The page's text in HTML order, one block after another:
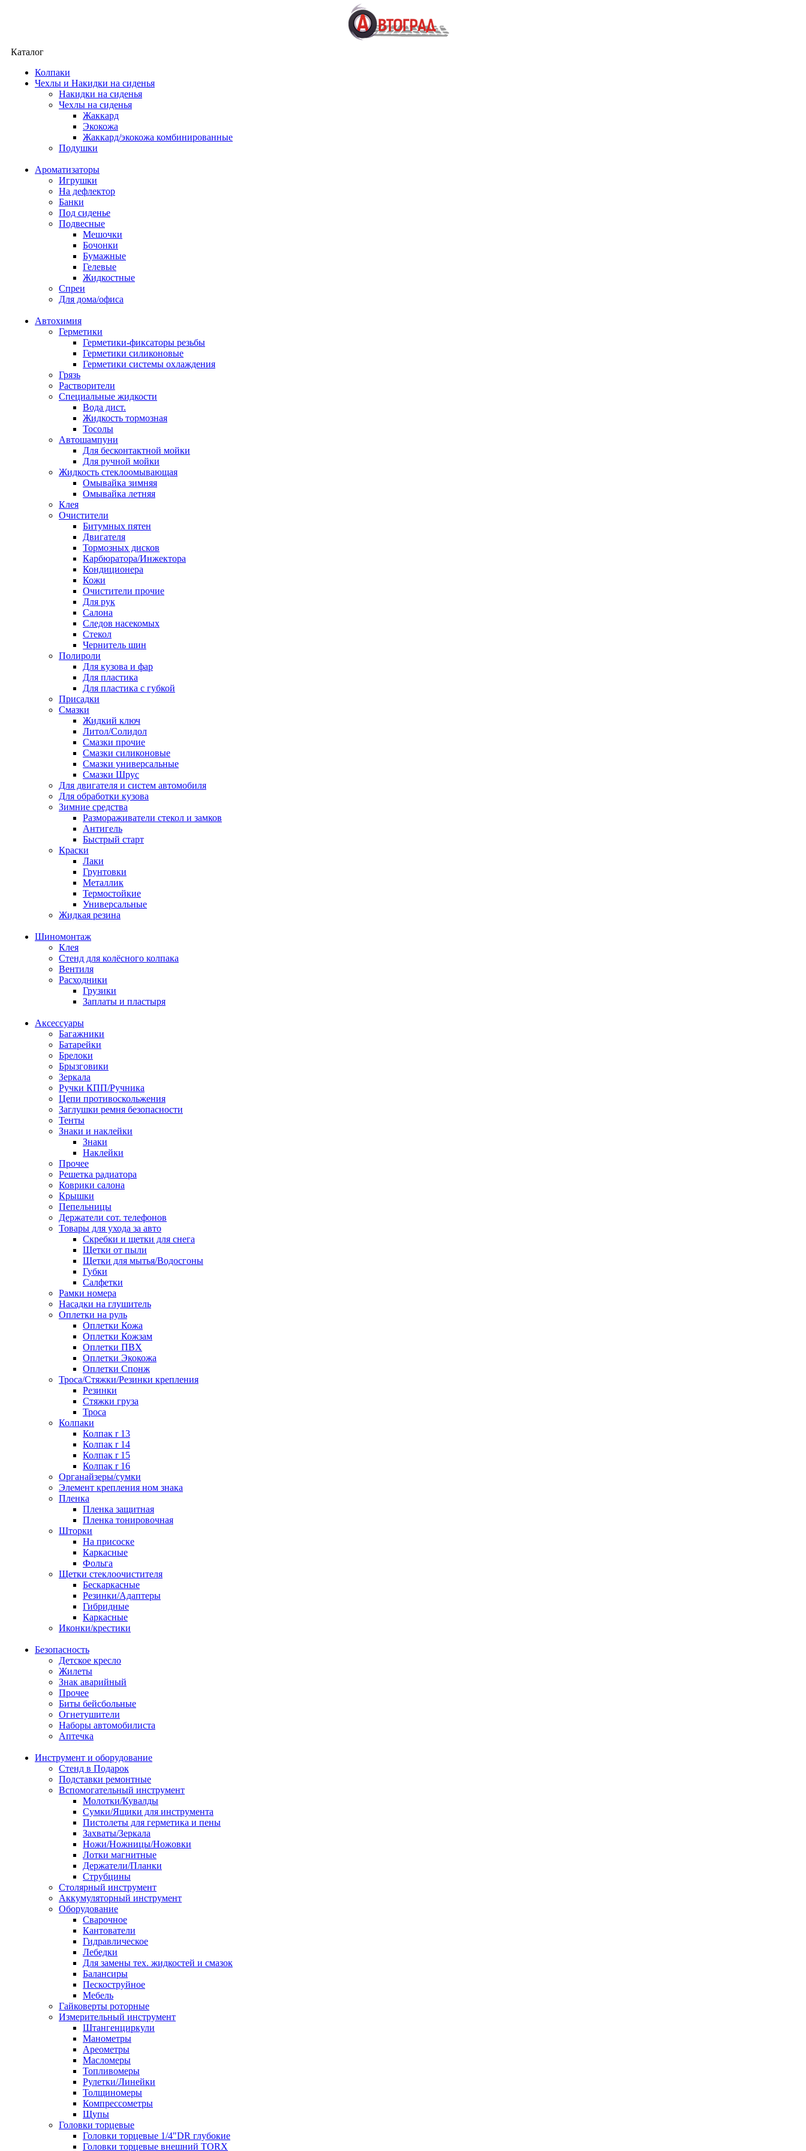
Каталог
Колпаки
Чехлы и Накидки на сиденья
Накидки на сиденья
Чехлы на сиденья
Жаккард
Экокожа
Жаккард/экокожа комбинированные
Подушки
Ароматизаторы
Игрушки
На дефлектор
Банки
Под сиденье
Подвесные
Мешочки
Бочонки
Бумажные
Гелевые
Жидкостные
Спреи
Для дома/офиса
Автохимия
Герметики
Герметики-фиксаторы резьбы
Герметики силиконовые
Герметики системы охлаждения
Грязь
Растворители
Специальные жидкости
Вода дист.
Жидкость тормозная
Тосолы
Автошампуни
Для бесконтактной мойки
Для ручной мойки
Жидкость стеклоомывающая
Омывайка зимняя
Омывайка летняя
Клея
Очистители
Битумных пятен
Двигателя
Тормозных дисков
Карбюратора/Инжектора
Кондиционера
Кожи
Очистители прочие
Для рук
Салона
Следов насекомых
Стекол
Чернитель шин
Полироли
Для кузова и фар
Для пластика
Для пластика с губкой
Присадки
Смазки
Жидкий ключ
Литол/Солидол
Смазки прочие
Смазки силиконовые
Смазки универсальные
Смазки Шрус
Для двигателя и систем автомобиля
Для обработки кузова
Зимние средства
Размораживатели стекол и замков
Антигель
Быстрый старт
Краски
Лаки
Грунтовки
Металлик
Термостойкие
Универсальные
Жидкая резина
Шиномонтаж
Клея
Стенд для колёсного колпака
Вентиля
Расходники
Грузики
Заплаты и пластыря
Аксессуары
Багажники
Батарейки
Брелоки
Брызговики
Зеркала
Ручки КПП/Ручника
Цепи противоскольжения
Заглушки ремня безопасности
Тенты
Знаки и наклейки
Знаки
Наклейки
Прочее
Решетка радиатора
Коврики салона
Крышки
Пепельницы
Держатели сот. телефонов
Товары для ухода за авто
Скребки и щетки для снега
Щетки от пыли
Щетки для мытья/Водосгоны
Губки
Салфетки
Рамки номера
Насадки на глушитель
Оплетки на руль
Оплетки Кожа
Оплетки Кожзам
Оплетки ПВХ
Оплетки Экокожа
Оплетки Спонж
Троса/Стяжки/Резинки крепления
Резинки
Стяжки груза
Троса
Колпаки
Колпак r 13
Колпак r 14
Колпак r 15
Колпак r 16
Органайзеры/сумки
Элемент крепления ном знака
Пленка
Пленка защитная
Пленка тонировочная
Шторки
На присоске
Каркасные
Фольга
Щетки стеклоочистителя
Бескаркасные
Резинки/Адаптеры
Гибридные
Каркасные
Иконки/крестики
Безопасность
Детское кресло
Жилеты
Знак аварийный
Прочее
Биты бейсбольные
Огнетушители
Наборы автомобилиста
Аптечка
Инструмент и оборудование
Стенд в Подарок
Подставки ремонтные
Вспомогательный инструмент
Молотки/Кувалды
Сумки/Ящики для инструмента
Пистолеты для герметика и пены
Захваты/Зеркала
Ножи/Ножницы/Ножовки
Лотки магнитные
Держатели/Планки
Струбцины
Столярный инструмент
Аккумуляторный инструмент
Оборудование
Сварочное
Кантователи
Гидравлическое
Лебедки
Для замены тех. жидкостей и смазок
Балансиры
Пескоструйное
Мебель
Гайковерты роторные
Измерительный инструмент
Штангенциркули
Манометры
Ареометры
Масломеры
Топливомеры
Рулетки/Линейки
Толщиномеры
Компрессометры
Щупы
Головки торцевые
Головки торцевые 1/4"DR глубокие
Головки торцевые внешний TORX